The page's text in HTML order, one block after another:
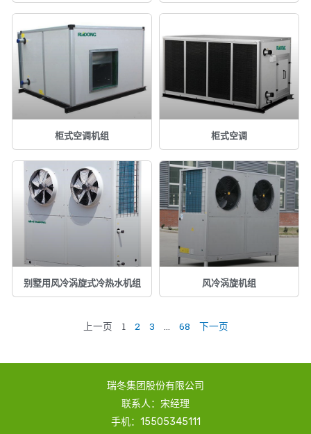
柜式空调机组 柜式空调
别墅用风冷涡旋式冷热水机组 风冷涡旋机组
上一页 1 2 3 68 下一页
瑞冬集团股份有限公司
联系人：宋经理
手机：15505345111